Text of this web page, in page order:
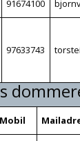
91674100
97633743
Mobil